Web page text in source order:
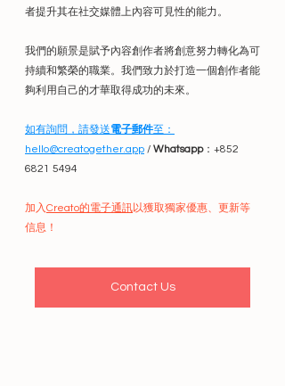
者提升其在社交媒體上內容可見性的能力。
我們的願景是賦予內容創作者將創意努力轉化為可
持續和繁榮的職業。我們致力於打造一個創作者能
夠利用自己的才華取得成功的未來。
如有詢問，請發送電子郵件至：
hello@creatogether.app / Whatsapp：+852
6821 5494
加入Creato的電子通訊以獲取獨家優惠、更新等
信息！
Contact Us